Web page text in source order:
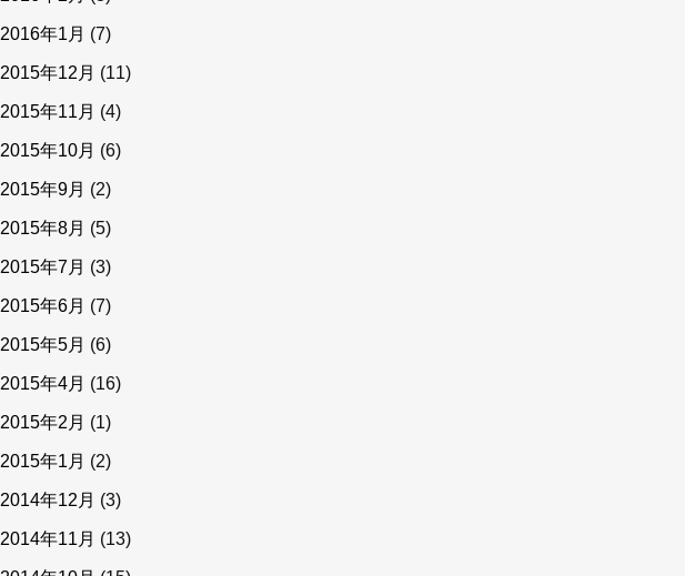
2016年1月 (7)
2015年12月 (11)
2015年11月 (4)
2015年10月 (6)
2015年9月 (2)
2015年8月 (5)
2015年7月 (3)
2015年6月 (7)
2015年5月 (6)
2015年4月 (16)
2015年2月 (1)
2015年1月 (2)
2014年12月 (3)
2014年11月 (13)